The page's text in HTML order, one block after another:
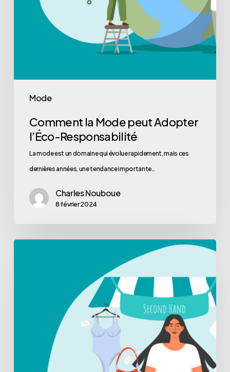
Mode
Comment la Mode peut Adopter
l’Éco-Responsabilité
La mode est un domaine qui évolue rapidement, mais ces
dernières années, une tendance importante…
Charles Nouboue
8 février 2024